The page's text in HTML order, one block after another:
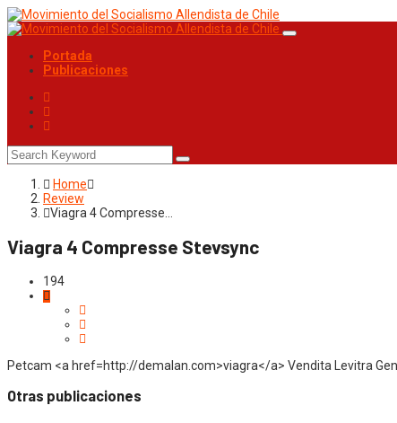
Portada
Publicaciones
Home
Review
Viagra 4 Compresse…
Viagra 4 Compresse Stevsync
194
Petcam <a href=http://demalan.com>viagra</a> Vendita Levitra
Otras publicaciones